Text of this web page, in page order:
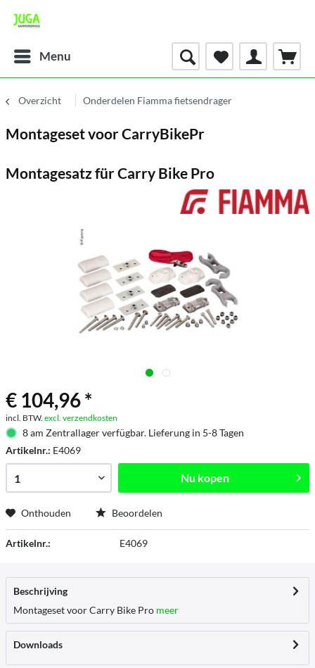
Menu
Overzicht Onderdelen Fiamma fietsendrager
Montageset voor CarryBikePr
Montagesatz für Carry Bike Pro
€ 104,96 *
incl. BTW. excl. verzendkosten
8 am Zentrallager verfügbar. Lieferung in 5-8 Tagen
Artikelnr.: E4069
Nu kopen
Onthouden Beoordelen
Artikelnr.: E4069
Beschrijving
Montageset voor Carry Bike Pro meer
Downloads